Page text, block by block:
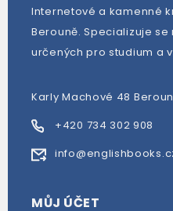
Internetové a kamenné
Berouně. Specializuje
určených pro studium a
Karly Machové 48 Beroun
+420 734 302 908
MŮJ ÚČET